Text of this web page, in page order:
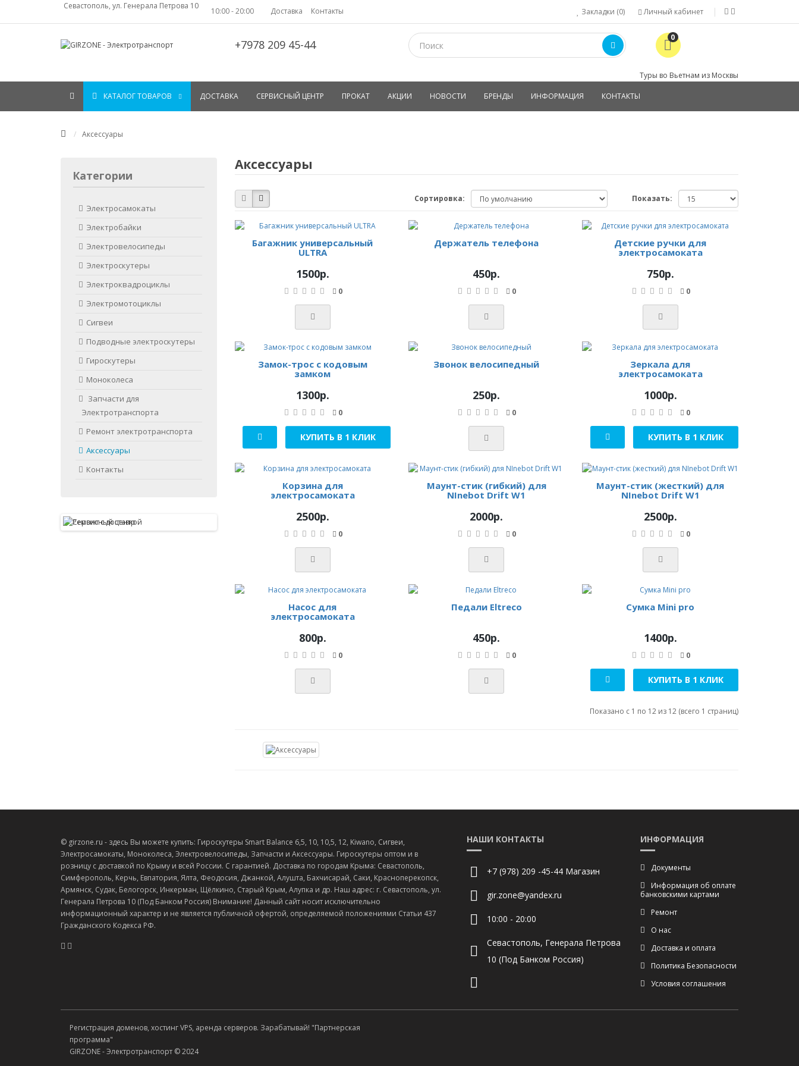
Севастополь, ул. Генерала Петрова 10
10:00 - 20:00 Доставка Контакты Личный кабинет
Закладки (0)
+7978 209 45-44 0
Туры во Вьетнам из Москвы
КАТАЛОГ ТОВАРОВ ДОСТАВКА СЕРВИСНЫЙ ЦЕНТР ПРОКАТ АКЦИИ НОВОСТИ БРЕНДЫ ИНФОРМАЦИЯ КОНТАКТЫ
Аксессуары
Категории
Электросамокаты
Электробайки
Электровелосипеды
Электроскутеры
Электроквадроциклы
Электромотоциклы
Сигвеи
Подводные электроскутеры
Гироскутеры
Моноколеса
Запчасти для
Электротранспорта
Ремонт электротранспорта
Аксессуары
Контакты
Аксессуары
Сортировка: Показать:
Багажник универсальный
ULTRA
1500р.
0
Держатель телефона
450р.
0
Детские ручки для
электросамоката
750р.
0
Замок-трос с кодовым
замком
1300р.
0
КУПИТЬ В 1 КЛИК
Звонок велосипедный
250р.
0
Зеркала для
электросамоката
1000р.
0
КУПИТЬ В 1 КЛИК
Корзина для
электросамоката
2500р.
0
Маунт-стик (гибкий) для
NInebot Drift W1
2000р.
0
Маунт-стик (жесткий) для
NInebot Drift W1
2500р.
0
Насос для
электросамоката
800р.
0
Педали Eltreco
450р.
0
Сумка Mini pro
1400р.
0
КУПИТЬ В 1 КЛИК
Показано с 1 по 12 из 12 (всего 1 страниц)
© girzone.ru - здесь Вы можете купить: Гироскутеры Smart Balance 6,5, 10, 10,5, 12, Kiwano, Сигвеи,
Электросамокаты, Моноколеса, Электровелосипеды, Запчасти и Аксессуары. Гироскутеры оптом и в
розницу с доставкой по Крыму и всей России. С гарантией. Доставка по городам Крыма: Севастополь,
Симферополь, Керчь, Евпатория, Ялта, Феодосия, Джанкой, Алушта, Бахчисарай, Саки, Красноперекопск,
Армянск, Судак, Белогорск, Инкерман, Щёлкино, Старый Крым, Алупка и др. Наш адрес: г. Севастополь, ул.
Генерала Петрова 10 (Под Банком Россия) Внимание! Данный сайт носит исключительно
информационный характер и не является публичной офертой, определяемой положениями Статьи 437
Гражданского Кодекса РФ.
НАШИ КОНТАКТЫ
+7 (978) 209 -45-44 Магазин
gir.zone@yandex.ru
10:00 - 20:00
Севастополь, Генерала Петрова
10 (Под Банком Россия)
ИНФОРМАЦИЯ
Документы
Информация об оплате
банковскими картами
Ремонт
О нас
Доставка и оплата
Политика Безопасности
Условия соглашения
Регистрация доменов, хостинг VPS, аренда серверов. Зарабатывай! "Партнерская
программа"
GIRZONE - Электротранспорт © 2024